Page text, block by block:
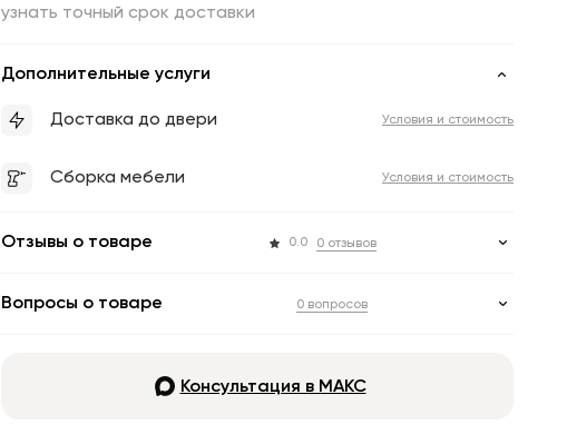
узнать точный срок доставки
Дополнительные услуги
Доставка до двери Условия и стоимость
Сборка мебели Условия и стоимость
Отзывы о товаре 0.0 0 отзывов
Вопросы о товаре 0 вопросов
Консультация в МАКС